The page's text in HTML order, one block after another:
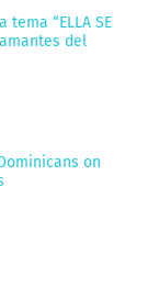
tema “ELLA SE
del
on